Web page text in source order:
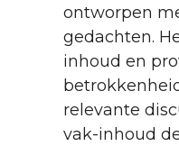
ontworpen
gedachten.
inhoud en
relevante
vak-inhoud